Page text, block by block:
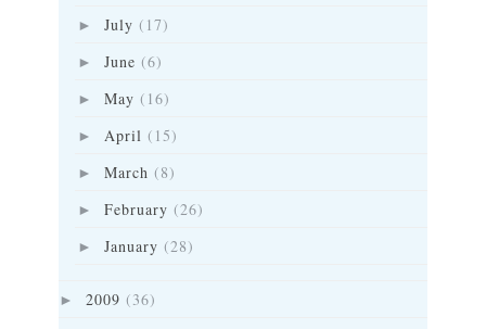
► July (17)
► June (6)
► May (16)
► April (15)
► March (8)
► February (26)
► January (28)
► 2009 (36)